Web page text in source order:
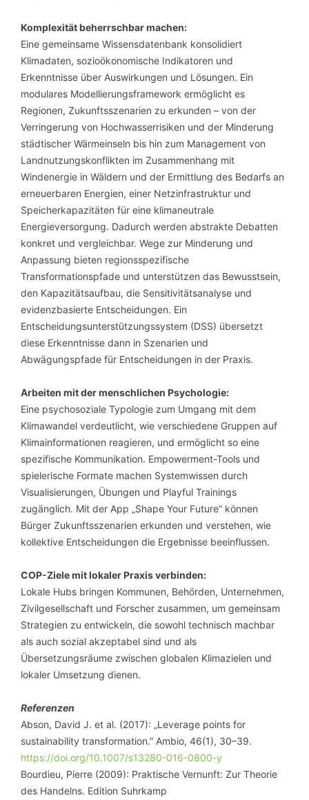
Komplexität beherrschbar machen:
Eine gemeinsame Wissensdatenbank konsolidiert
Klimadaten, sozioökonomische Indikatoren und
Erkenntnisse über Auswirkungen und Lösungen. Ein
modulares Modellierungsframework ermöglicht es
Regionen, Zukunftsszenarien zu erkunden – von der
Verringerung von Hochwasserrisiken und der Minderung
städtischer Wärmeinseln bis hin zum Management von
Landnutzungskonflikten im Zusammenhang mit
Windenergie in Wäldern und der Ermittlung des Bedarfs an
erneuerbaren Energien, einer Netzinfrastruktur und
Speicherkapazitäten für eine klimaneutrale
Energieversorgung. Dadurch werden abstrakte Debatten
konkret und vergleichbar. Wege zur Minderung und
Anpassung bieten regionsspezifische
Transformationspfade und unterstützen das Bewusstsein,
den Kapazitätsaufbau, die Sensitivitätsanalyse und
evidenzbasierte Entscheidungen. Ein
Entscheidungsunterstützungssystem (DSS) übersetzt
diese Erkenntnisse dann in Szenarien und
Abwägungspfade für Entscheidungen in der Praxis.
Arbeiten mit der menschlichen Psychologie:
Eine psychosoziale Typologie zum Umgang mit dem
Klimawandel verdeutlicht, wie verschiedene Gruppen auf
Klimainformationen reagieren, und ermöglicht so eine
spezifische Kommunikation. Empowerment-Tools und
spielerische Formate machen Systemwissen durch
Visualisierungen, Übungen und Playful Trainings
zugänglich. Mit der App „Shape Your Future” können
Bürger Zukunftsszenarien erkunden und verstehen, wie
kollektive Entscheidungen die Ergebnisse beeinflussen.
COP-Ziele mit lokaler Praxis verbinden:
Lokale Hubs bringen Kommunen, Behörden, Unternehmen,
Zivilgesellschaft und Forscher zusammen, um gemeinsam
Strategien zu entwickeln, die sowohl technisch machbar
als auch sozial akzeptabel sind und als
Übersetzungsräume zwischen globalen Klimazielen und
lokaler Umsetzung dienen.
Referenzen
Abson, David J. et al. (2017): „Leverage points for
sustainability transformation.” Ambio, 46(1), 30–39.
https://doi.org/10.1007/s13280-016-0800-y
Bourdieu, Pierre (2009): Praktische Vernunft: Zur Theorie
des Handelns. Edition Suhrkamp